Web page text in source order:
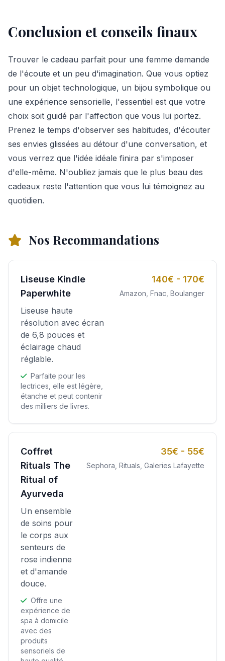
Conclusion et conseils finaux
Trouver le cadeau parfait pour une femme demande
de l'écoute et un peu d'imagination. Que vous optiez
pour un objet technologique, un bijou symbolique ou
une expérience sensorielle, l'essentiel est que votre
choix soit guidé par l'affection que vous lui portez.
Prenez le temps d'observer ses habitudes, d'écouter
ses envies glissées au détour d'une conversation, et
vous verrez que l'idée idéale finira par s'imposer
d'elle-même. N'oubliez jamais que le plus beau des
cadeaux reste l'attention que vous lui témoignez au
quotidien.
Nos Recommandations
Liseuse Kindle
Paperwhite
Liseuse haute
résolution avec écran
de 6,8 pouces et
éclairage chaud
réglable.
Parfaite pour les
lectrices, elle est légère,
étanche et peut contenir
des milliers de livres.
140€ - 170€
Amazon, Fnac, Boulanger
Coffret
Rituals The
Ritual of
Ayurveda
Un ensemble
de soins pour
le corps aux
senteurs de
rose indienne
et d'amande
douce.
Offre une
expérience de
spa à domicile
avec des
produits
sensoriels de
35€ - 55€
Sephora, Rituals, Galeries Lafayette